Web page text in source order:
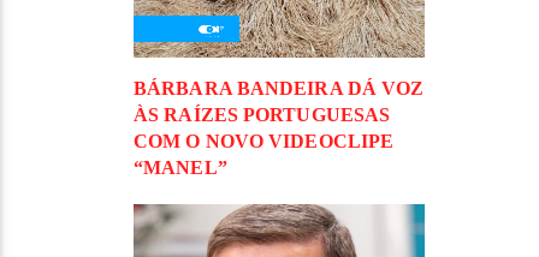
BÁRBARA BANDEIRA DÁ VOZ
ÀS RAÍZES PORTUGUESAS
COM O NOVO VIDEOCLIPE
“MANEL”